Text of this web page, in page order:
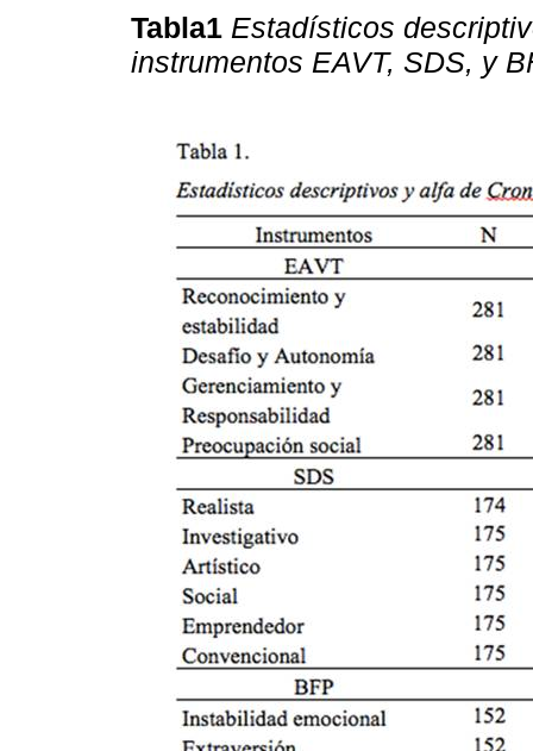
Tabla1 Estadísticos
instrumentos EAVT, SDS, y